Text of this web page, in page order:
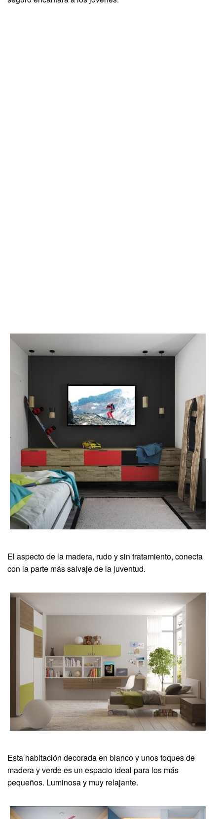
El aspecto de la madera, rudo y sin tratamiento, conecta
con la parte más salvaje de la juventud.
Esta habitación decorada en blanco y unos toques de
madera y verde es un espacio ideal para los más
pequeños. Luminosa y muy relajante.